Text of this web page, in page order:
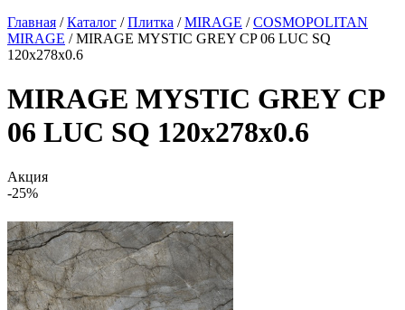
Главная /Каталог /Плитка /MIRAGE /COSMOPOLITAN
MIRAGE /MIRAGE MYSTIC GREY CP 06 LUC SQ
120х278x0.6
MIRAGE MYSTIC GREY CP
06 LUC SQ 120х278x0.6
Акция
-25%